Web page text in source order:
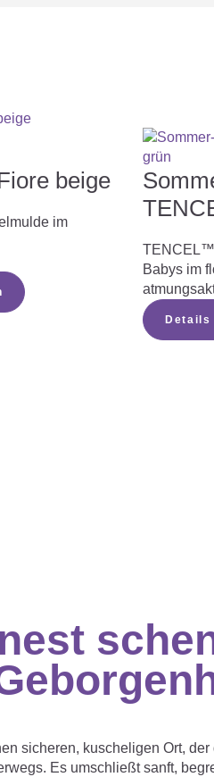
beige
im
TENCEL™
Babys im
Details
sicheren, kuscheligen Ort,
Es umschließt sanft,